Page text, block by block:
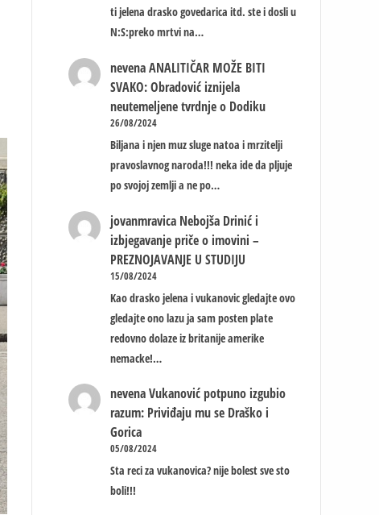
ti jelena drasko govedarica itd. ste i dosli u
N:S:preko mrtvi na…
nevena ANALITIČAR MOŽE BITI
SVAKO: Obradović iznijela
neutemeljene tvrdnje o Dodiku
26/08/2024
Biljana i njen muz sluge natoa i mrzitelji
pravoslavnog naroda!!! neka ide da pljuje
po svojoj zemlji a ne po…
jovanmravica Nebojša Drinić i
izbjegavanje priče o imovini –
PREZNOJAVANJE U STUDIJU
15/08/2024
Kao drasko jelena i vukanovic gledajte ovo
gledajte ono lazu ja sam posten plate
redovno dolaze iz britanije amerike
nemacke!…
nevena Vukanović potpuno izgubio
razum: Priviđaju mu se Draško i
Gorica
05/08/2024
Sta reci za vukanovica? nije bolest sve sto
boli!!!